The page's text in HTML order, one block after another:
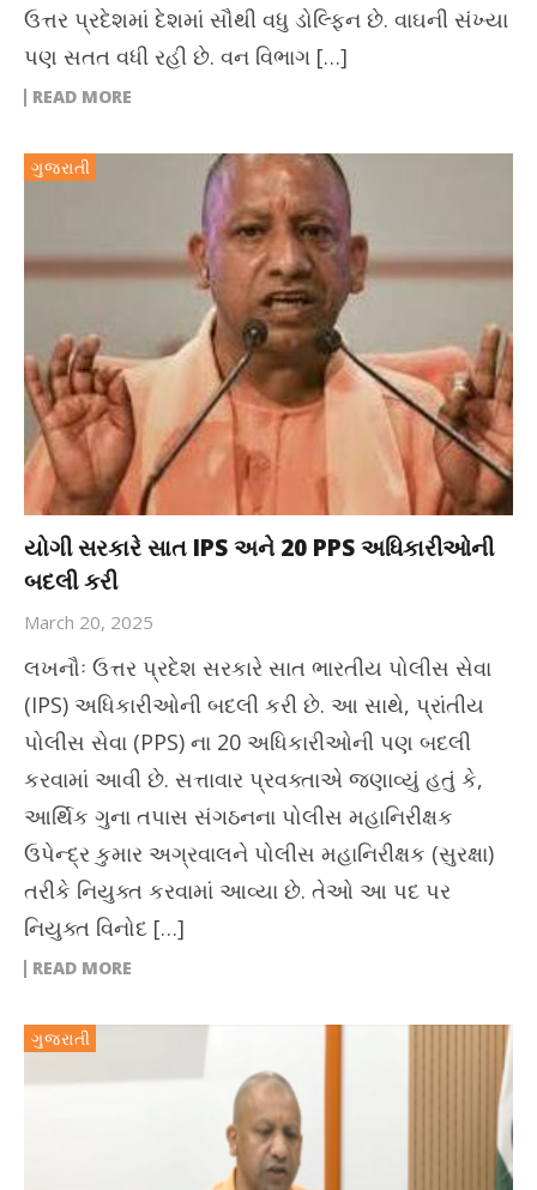
ઉત્તર પ્રદેશમાં દેશમાં સૌથી વધુ ડોલ્ફિન છે. વાઘની સંખ્યા
પણ સતત વધી રહી છે. વન વિભાગ […]
READ MORE
ગુજરાતી
યોગી સરકારે સાત IPS અને 20 PPS અધિકારીઓની
બદલી કરી
March 20, 2025
લખનૌઃ ઉત્તર પ્રદેશ સરકારે સાત ભારતીય પોલીસ સેવા
(IPS) અધિકારીઓની બદલી કરી છે. આ સાથે, પ્રાંતીય
પોલીસ સેવા (PPS) ના 20 અધિકારીઓની પણ બદલી
કરવામાં આવી છે. સત્તાવાર પ્રવક્તાએ જણાવ્યું હતું કે,
આર્થિક ગુના તપાસ સંગઠનના પોલીસ મહાનિરીક્ષક
ઉપેન્દ્ર કુમાર અગ્રવાલને પોલીસ મહાનિરીક્ષક (સુરક્ષા)
તરીકે નિયુક્ત કરવામાં આવ્યા છે. તેઓ આ પદ પર
નિયુક્ત વિનોદ […]
READ MORE
ગુજરાતી